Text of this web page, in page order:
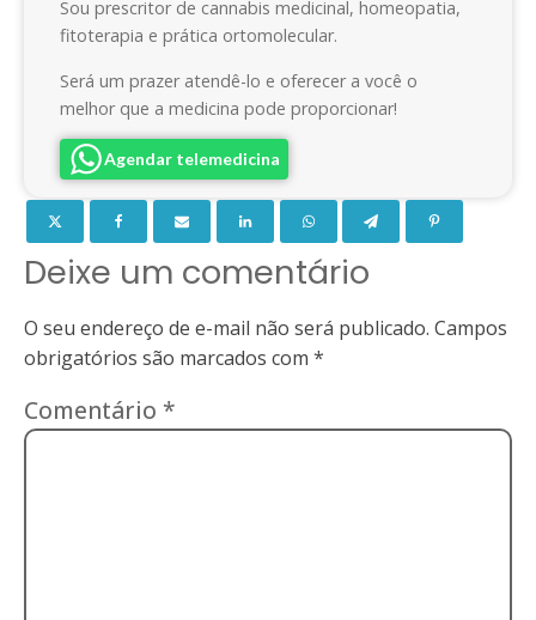
Sou prescritor de cannabis medicinal, homeopatia,
fitoterapia e prática ortomolecular.
Será um prazer atendê-lo e oferecer a você o
melhor que a medicina pode proporcionar!
Agendar telemedicina
Deixe um comentário
O seu endereço de e-mail não será publicado. Campos
obrigatórios são marcados com *
Comentário *